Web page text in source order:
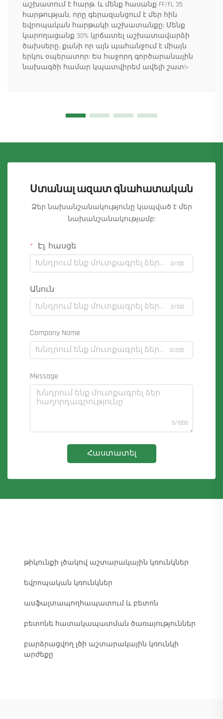
աշխատում է հարթ, և մենք հասանք FF/FL 35
հարթության, որը գերազանցում է մեր հին
եվրոպական հարթակի աշխատանքը: Մենք
կարողացանք 30% կրճատել աշխատավարձի
ծախսերը, քանի որ այն պահանջում է միայն
երկու օպերատոր: Ես հաջորդ գործարանային
նախագծի համար կպատվիրեմ ավելի շատ!»
Ստանալ ազատ գնահատական
Ձեր նախանշանակությունը կապված է մեր
նախանշանակությամբ:
Էլ. հասցե
0/100
Անուն
0/100
Company Name
0/200
Message
0/1000
Հաստատել
թիկունքի լծակով աշտարակային կռունկներ
եվրոպական կռունկներ
ասֆալտապողհապատում և բետոն
բետոնե հատակապատման ծառայություններ
բարձրացվող լծի աշտարակային կռունկի
արժեքը